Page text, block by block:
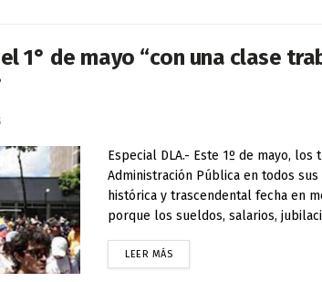
1° de mayo “con una clase
Especial DLA.- Este 1º de mayo, los
Administración Pública en todos
histórica y trascendental fecha en
porque los sueldos, salarios,
LEER MÁS